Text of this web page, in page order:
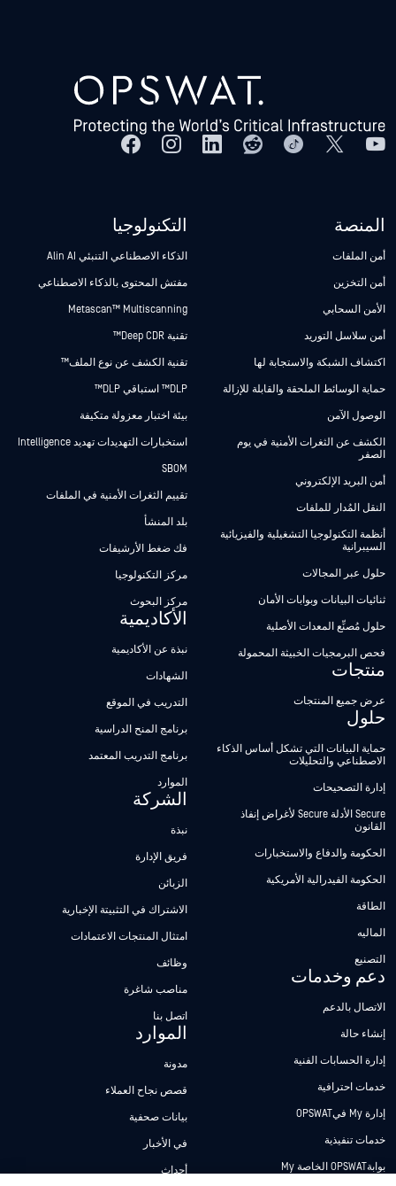
المنصة
أمن الملفات
أمن التخزين
الأمن السحابي
أمن سلاسل التوريد
اكتشاف الشبكة والاستجابة لها
حماية الوسائط الملحقة والقابلة للإزالة
الوصول الآمن
الكشف عن الثغرات الأمنية في يوم
الصفر
أمن البريد الإلكتروني
النقل المُدار للملفات
أنظمة التكنولوجيا التشغيلية والفيزيائية
السيبرانية
حلول عبر المجالات
ثنائيات البيانات وبوابات الأمان
حلول مُصنِّع المعدات الأصلية
فحص البرمجيات الخبيثة المحمولة
منتجات
عرض جميع المنتجات
حلول
حماية البيانات التي تشكل أساس الذكاء
الاصطناعي والتحليلات
إدارة التصحيحات
Secure الأدلة Secure لأغراض إنفاذ
القانون
الحكومة والدفاع والاستخبارات
الحكومة الفيدرالية الأمريكية
الطاقة
الماليه
التصنيع
دعم وخدمات
الاتصال بالدعم
إنشاء حالة
إدارة الحسابات الفنية
خدمات احترافية
إدارة My فيOPSWAT
خدمات تنفيذية
بوابةOPSWAT الخاصة My
التكنولوجيا
الذكاء الاصطناعي التنبئي Alin AI
مفتش المحتوى بالذكاء الاصطناعي
Metascan™ Multiscanning
تقنية Deep CDR™
تقنية الكشف عن نوع الملف™
DLP™ استباقي DLP™
بيئة اختبار معزولة متكيفة
استخبارات التهديدات تهديد Intelligence
SBOM
تقييم الثغرات الأمنية في الملفات
بلد المنشأ
فك ضغط الأرشيفات
مركز التكنولوجيا
مركز البحوث
الأكاديمية
نبذة عن الأكاديمية
الشهادات
التدريب في الموقع
برنامج المنح الدراسية
برنامج التدريب المعتمد
الموارد
الشركة
نبذة
فريق الإدارة
الزبائن
الاشتراك في التثبيتة الإخبارية
امتثال المنتجات الاعتمادات
وظائف
مناصب شاغرة
اتصل بنا
الموارد
مدونة
قصص نجاح العملاء
بيانات صحفية
في الأخبار
أحداث